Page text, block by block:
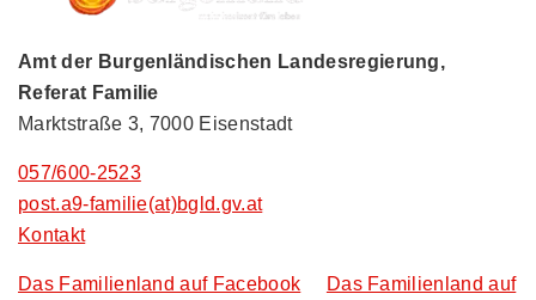
Amt der Burgenländischen Landesregierung,
Referat Familie
Marktstraße 3, 7000 Eisenstadt
057/600-2523
post.a9-familie(at)bgld.gv.at
Kontakt
Das Familienland auf Facebook
Das Familienland auf